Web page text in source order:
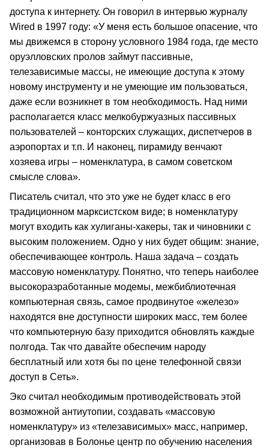
доступа к интернету. Он говорил в интервью журналу
Wired в 1997 году: «У меня есть большое опасение, что
мы движемся в сторону условного 1984 года, где место
оруэлловских пролов займут пассивные,
телезависимые массы, не имеющие доступа к этому
новому инструменту и не умеющие им пользоваться,
даже если возникнет в том необходимость. Над ними
располагается класс мелкобуржуазных пассивных
пользователей – конторских служащих, диспетчеров в
аэропортах и т.п. И наконец, пирамиду венчают
хозяева игры – номенклатура, в самом советском
смысле слова».
Писатель считал, что это уже не будет класс в его
традиционном марксистском виде; в номенклатуру
могут входить как хулиганы-хакеры, так и чиновники с
высоким положением. Одно у них будет общим: знание,
обеспечивающее контроль. Наша задача – создать
массовую номенклатуру. Понятно, что теперь наиболее
высокоразработанные модемы, межбиблиотечная
компьютерная связь, самое продвинутое «железо»
находятся вне доступности широких масс, тем более
что компьютерную базу приходится обновлять каждые
полгода. Так что давайте обеспечим народу
бесплатный или хотя бы по цене телефонной связи
доступ в Сеть».
Эко считал необходимым противодействовать этой
возможной антиутопии, создавать «массовую
номенклатуру» из «телезависимых» масс, например,
организовав в Болонье центр по обучению населения